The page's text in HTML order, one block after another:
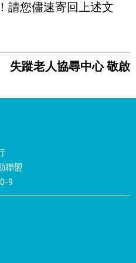
請您儘速寄回上述文
失蹤老人協尋中心 敬啟
聯盟
9